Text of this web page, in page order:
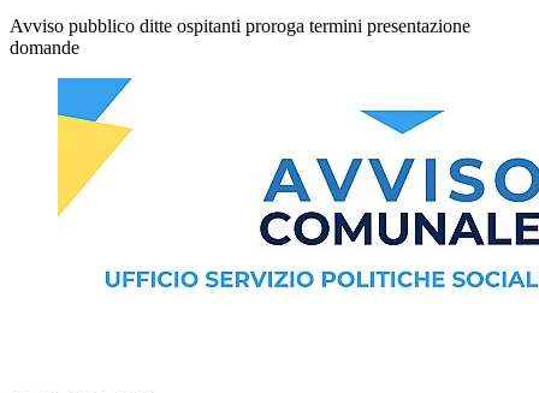
Avviso pubblico ditte ospitanti proroga termini presentazione
domande